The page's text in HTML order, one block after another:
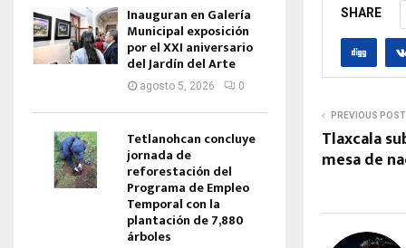
SHARE
PREVIOUS POST
Tlaxcala
mesa de
Inauguran en Galería
Municipal exposición
por el XXI aniversario
del Jardín del Arte
agosto 5, 2026 0
Tetlanohcan concluye
jornada de
reforestación del
Programa de Empleo
Temporal con la
plantación de 7,880
árboles